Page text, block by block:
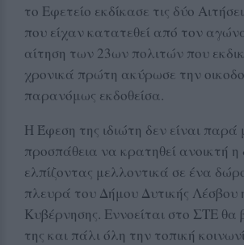
το Εφετείο εκδίκασε τις δύο
που είχαν κατατεθεί από τον
αίτηση των 23ων πολιτών που
χρονικά πρώτη ακύρωσε την
παρανόμως εκδοθείσα.
Η Έφεση της ιδιώτη δεν είναι παρά
προσπάθεια να κρατηθεί ανοικτή η
ελπίζοντας μελλοντικά σε ένα
πλευρά του Δήμου Δυτικής Λέσβου
Κυβέρνησης. Εννοείται στο ΣΤΕ θα
της και πάλι όλη την τοπική